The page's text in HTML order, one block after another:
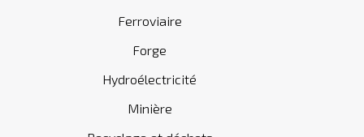
Ferroviaire
Forge
Hydroélectricité
Minière